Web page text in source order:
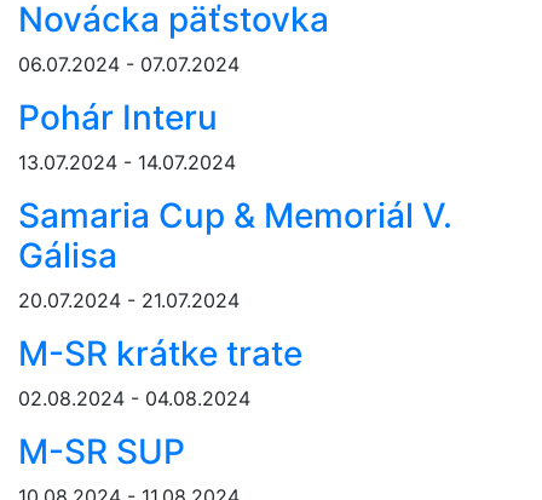
Novácka päťstovka
06.07.2024 - 07.07.2024
Pohár Interu
13.07.2024 - 14.07.2024
Samaria Cup & Memoriál V.
Gálisa
20.07.2024 - 21.07.2024
M-SR krátke trate
02.08.2024 - 04.08.2024
M-SR SUP